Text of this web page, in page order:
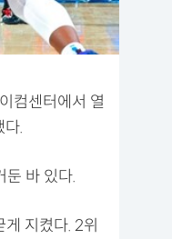
컴센터에서 열
.
바 있다.
지켰다. 2위